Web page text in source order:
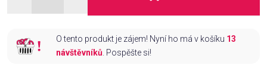
O tento produkt je zájem! Nyní ho má v košíku 13
návštěvníků. Pospěšte si!